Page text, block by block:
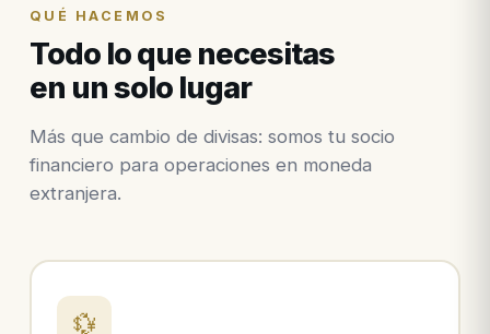
QUÉ HACEMOS
Todo lo que necesitas
en un solo lugar
Más que cambio de divisas: somos tu socio
financiero para operaciones en moneda
extranjera.
💱